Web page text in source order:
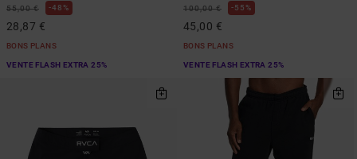
55,00 € 48%
28,87 €
BONS PLANS
VENTE FLASH EXTRA 25%
100,00 € 55%
45,00 €
BONS PLANS
VENTE FLASH EXTRA 25%